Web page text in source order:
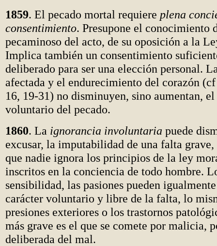
1859. El pecado mortal requiere plena
consentimiento. Presupone el conocimiento
pecaminoso del acto, de su oposición a la
Implica también un consentimiento
deliberado para ser una elección personal.
afectada y el endurecimiento del corazón
16, 19-31) no disminuyen, sino aumentan,
voluntario del pecado.
1860. La ignorancia involuntaria puede
excusar, la imputabilidad de una falta grave,
que nadie ignora los principios de la ley
inscritos en la conciencia de todo hombre.
sensibilidad, las pasiones pueden
carácter voluntario y libre de la falta, lo
presiones exteriores o los trastornos
más grave es el que se comete por malicia,
deliberada del mal.